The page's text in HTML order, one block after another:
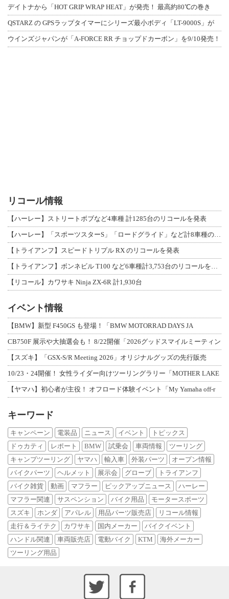
デイトナから「HOT GRIP WRAP HEAT」が発売！ 最高約80℃の巻き
QSTARZ の GPSラップタイマーにシリーズ最小ボディ「LT-9000S」が
ウインズジャパンが「A-FORCE RR チョップドカーボン」を9/10発売！
リコール情報
【ハーレー】ストリートボブなど4車種 計1285台のリコールを発表
【ハーレー】「スポーツスターS」「ロードグライド」など計8車種のリコールを発表
【トライアンフ】スピードトリプル RX のリコールを発表
【トライアンフ】ボンネビル T100 など6車種計3,753台のリコールを発表
【リコール】カワサキ Ninja ZX-6R 計1,930台
イベント情報
【BMW】新型 F450GS も登場！「BMW MOTORRAD DAYS JA
CB750F 展示や大抽選会も！ 8/22開催「2026グッドスマイルミーティン
【スズキ】「GSX-S/R Meeting 2026」オリジナルグッズの先行販売
10/23・24開催！ 女性ライダー向けツーリングラリー「MOTHER LAKE
【ヤマハ】初心者が主役！ オフロード体験イベント「My Yamaha off-r
キーワード
キャンペーン 電装品 ニュース イベント
トピックス
ドゥカティ
レポート BMW 試乗会 車両情報
ツーリング
キャンプツーリング
ヤマハ 輸入車 外装パーツ
オープン情報
バイクパーツ
ヘルメット 展示会 グローブ
トライアンフ
バイク雑貨
動画 マフラー ピックアップニュース
ハーレー
マフラー関連
サスペンション バイク用品
モータースポーツ
スズキ
ホンダ アパレル 用品パーツ販売店
リコール情報
走行＆ライテク
カワサキ 国内メーカー
バイクイベント
ハンドル関連
車両販売店 電動バイク KTM
海外メーカー
ツーリング用品